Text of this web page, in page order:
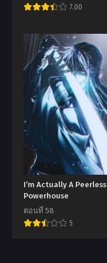
7.00
I’m Actually A Peerless
Powerhouse
ตอนที่ 58
5